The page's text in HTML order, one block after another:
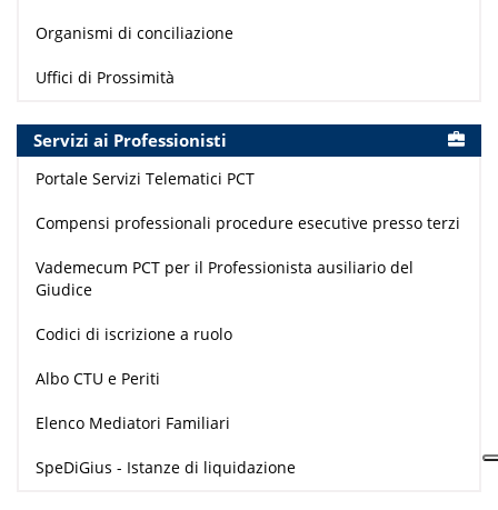
Organismi di conciliazione
Uffici di Prossimità
Servizi ai Professionisti
Portale Servizi Telematici PCT
Compensi professionali procedure esecutive presso terzi
Vademecum PCT per il Professionista ausiliario del
Giudice
Codici di iscrizione a ruolo
Albo CTU e Periti
Elenco Mediatori Familiari
SpeDiGius - Istanze di liquidazione